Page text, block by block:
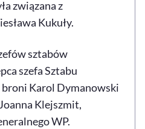
związana z
Kukuły.
sztabów
szefa Sztabu
broni Karol Dymanowski
Klejszmit,
WP.